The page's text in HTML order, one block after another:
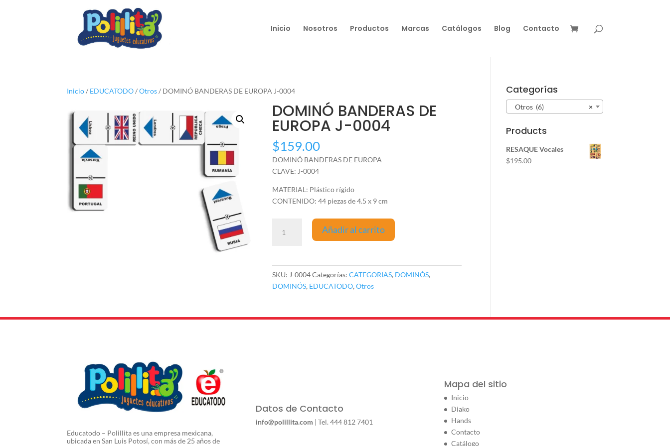
Inicio Nosotros Productos Marcas Catálogos Blog Contacto
Inicio/ EDUCATODO/Otros/ DOMINÓ BANDERAS DE EUROPA J-0004
DOMINÓ BANDERAS DE
EUROPA J-0004
$159.00
DOMINÓ BANDERAS DE EUROPA
CLAVE: J-0004
MATERIAL: Plástico rígido
CONTENIDO: 44 piezas de 4.5 x 9 cm
BANDERAS
Añadir al carrito
SKU: J-0004Categorías:CATEGORIAS, DOMINÓS,
DOMINÓS, EDUCATODO,Otros
Categorías
×
Otros (6)
Products
RESAQUE Vocales
$195.00
Educatodo – Polillita es una empresa mexicana,
ubicada en San Luis Potosí, con más de 25 años de
Datos de Contacto
info@polillita.com | Tel. 444 812 7401
Mapa del sitio
Inicio
Diako
Hands
Contacto
Catálogo